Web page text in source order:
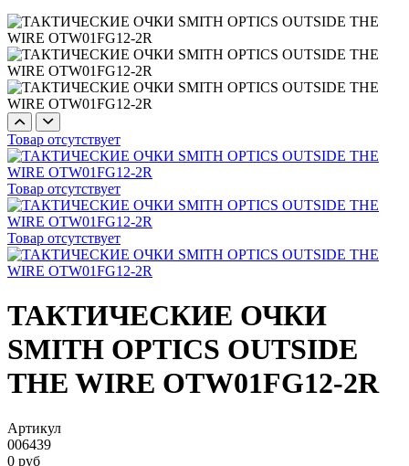
Товар отсутствует
Товар отсутствует
Товар отсутствует
ТАКТИЧЕСКИЕ ОЧКИ
SMITH OPTICS OUTSIDE
THE WIRE OTW01FG12-2R
Артикул
006439
0 руб